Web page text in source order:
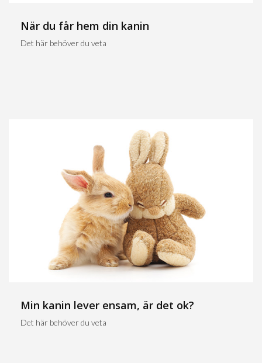
När du får hem din kanin
Det här behöver du veta
Min kanin lever ensam, är det ok?
Det här behöver du veta